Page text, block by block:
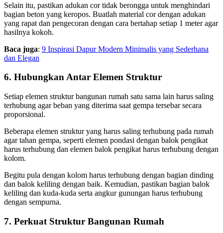
Selain itu, pastikan adukan cor tidak berongga untuk menghindari
bagian beton yang keropos. Buatlah material cor dengan adukan
yang rapat dan pengecoran dengan cara bertahap setiap 1 meter agar
hasilnya kokoh.
Baca juga: 9 Inspirasi Dapur Modern Minimalis yang Sederhana
dan Elegan
6. Hubungkan Antar Elemen Struktur
Setiap elemen struktur bangunan rumah satu sama lain harus saling
terhubung agar beban yang diterima saat gempa tersebar secara
proporsional.
Beberapa elemen struktur yang harus saling terhubung pada rumah
agar tahan gempa, seperti elemen pondasi dengan balok pengikat
harus terhubung dan elemen balok pengikat harus terhubung dengan
kolom.
Begitu pula dengan kolom harus terhubung dengan bagian dinding
dan balok keliling dengan baik. Kemudian, pastikan bagian balok
keliling dan kuda-kuda serta angkur gunungan harus terhubung
dengan sempurna.
7. Perkuat Struktur Bangunan Rumah